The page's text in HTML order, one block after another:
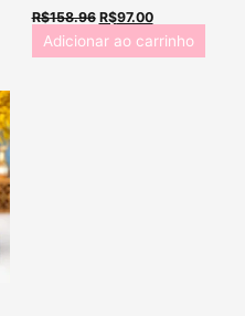
R$158.96 R$97.00
Adicionar ao carrinho